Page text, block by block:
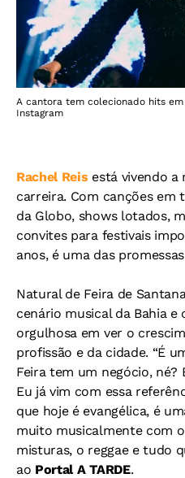
A cantora tem colecionado hits
Instagram
Rachel Reis está vivendo a
carreira. Com canções em
da Globo, shows lotados,
convites para festivais
anos, é uma das
Natural de Feira de
cenário musical da Bahia
orgulhosa em ver o
profissão e da cidade. “É
Feira tem um negócio,
Eu já vim com essa
que hoje é evangélica, é
muito musicalmente com
misturas, o reggae e tudo
ao Portal A TARDE.